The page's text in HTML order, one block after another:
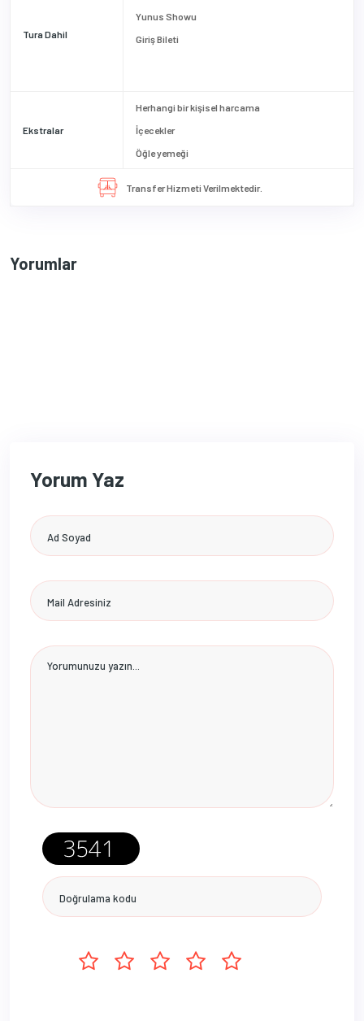
Tura Dahil
Yunus Showu
Giriş Bileti
Ekstralar
Herhangi bir kişisel harcama
İçecekler
Öğle yemeği
Transfer Hizmeti Verilmektedir.
Yorumlar
Yorum Yaz